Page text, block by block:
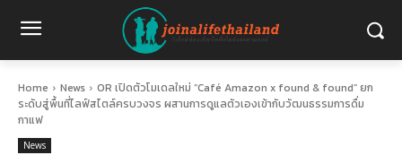
Home News
OR เปิดตัวโมเดลใหม่ “Café Amazon x found & found” ยก
ระดับสู่พื้นที่ไลฟ์สไตล์ครบวงจร ผสานการดูแลตัวเองเข้ากับวัฒนธรรมการดื่ม
กาแฟ
News